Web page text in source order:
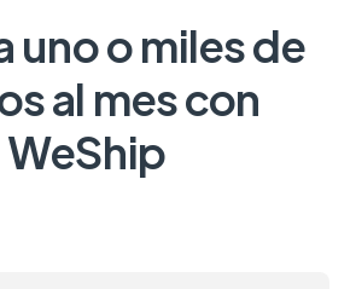
uno o miles de
al mes con
WeShip